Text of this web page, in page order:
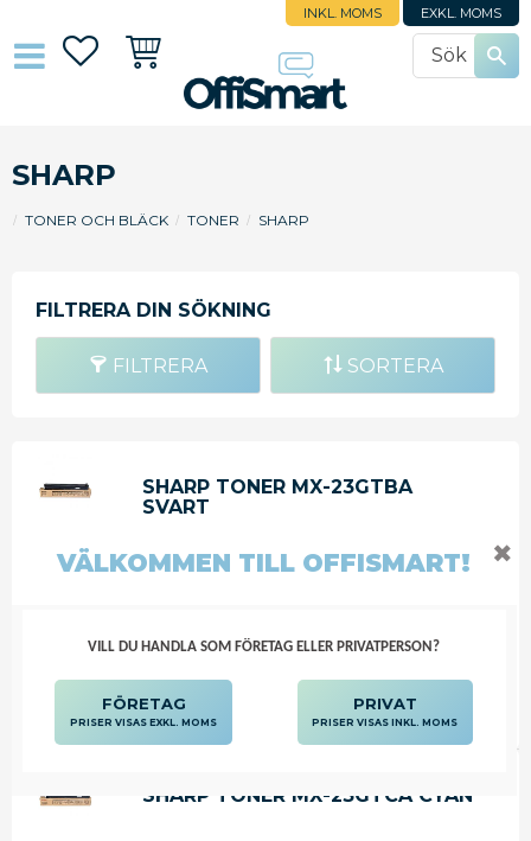
INKL. MOMS EXKL. MOMS
FavoriterKundvagn
SHARP
TONER OCH BLÄCK TONER SHARP
FILTRERA SORTERA
SHARP TONER MX-23GTBA
SVART
c:a 18 000 sidor vid 5% täckning.
1 455,25 KR
Lägg till i favoriter
SHARP TONER MX-23GTCA CYAN
VÄLKOMMEN TILL OFFISMART!
VILL DU HANDLA SOM FÖRETAG ELLER PRIVATPERSON?
FÖRETAG
PRISER VISAS EXKL. MOMS
PRIVAT
PRISER VISAS INKL. MOMS
✖